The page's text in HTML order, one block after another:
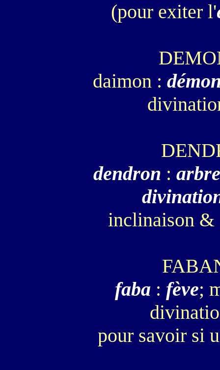
(pour exiter l'
daimon :
dendron : arbre
inclinaison &
faba : fève;
pour savoir si